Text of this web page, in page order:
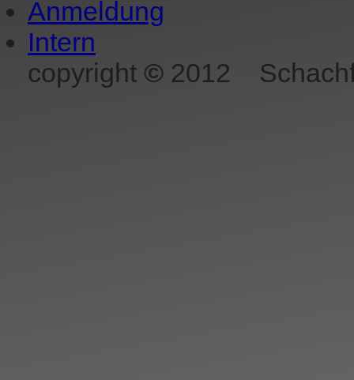
Anmeldung
Intern
copyright © 2012